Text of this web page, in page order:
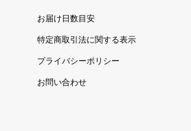
お届け日数目安
特定商取引法に関する表示
プライバシーポリシー
お問い合わせ